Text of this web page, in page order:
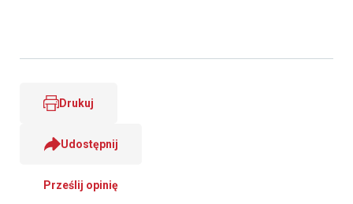
Drukuj
Udostępnij
Prześlij opinię